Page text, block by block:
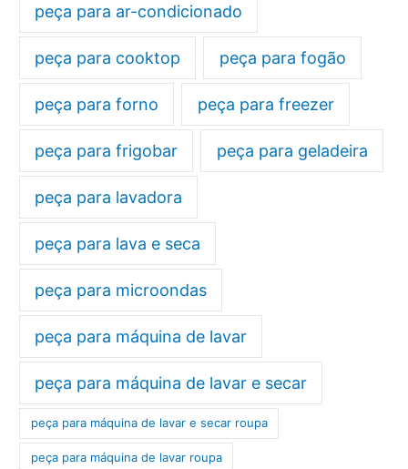
peça para ar-condicionado
peça para cooktop peça para fogão
peça para forno peça para freezer
peça para frigobar peça para geladeira
peça para lavadora
peça para lava e seca
peça para microondas
peça para máquina de lavar
peça para máquina de lavar e secar
peça para máquina de lavar e secar roupa
peça para máquina de lavar roupa